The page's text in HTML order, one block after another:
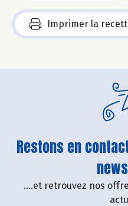
Imprimer la
Restons en
....et retrouvez nos